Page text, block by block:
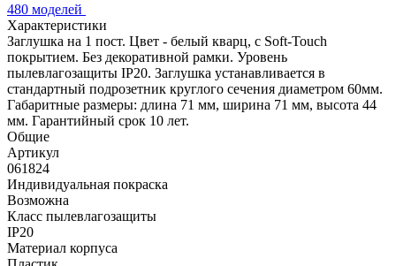
480 моделей
Характеристики
Заглушка на 1 пост. Цвет - белый кварц, с Soft-Touch
покрытием. Без декоративной рамки. Уровень
пылевлагозащиты IP20. Заглушка устанавливается в
стандартный подрозетник круглого сечения диаметром 60мм.
Габаритные размеры: длина 71 мм, ширина 71 мм, высота 44
мм. Гарантийный срок 10 лет.
Общие
Артикул
061824
Индивидуальная покраска
Возможна
Класс пылевлагозащиты
IP20
Материал корпуса